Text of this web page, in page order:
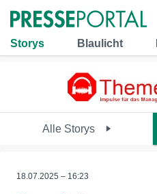
Storys Blaulicht
Alle Storys
18.07.2025 – 16:23